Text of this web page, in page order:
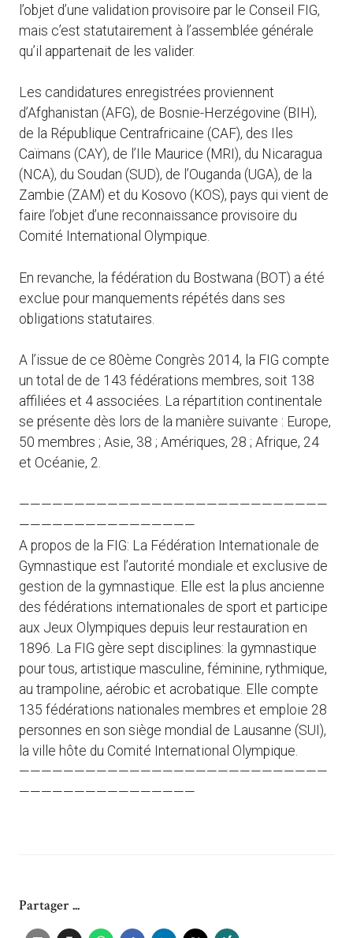
l’objet d’une validation provisoire par le Conseil FIG,
mais c’est statutairement à l’assemblée générale
qu’il appartenait de les valider.
Les candidatures enregistrées proviennent
d’Afghanistan (AFG), de Bosnie-Herzégovine (BIH),
de la République Centrafricaine (CAF), des Iles
Caïmans (CAY), de l’Ile Maurice (MRI), du Nicaragua
(NCA), du Soudan (SUD), de l’Ouganda (UGA), de la
Zambie (ZAM) et du Kosovo (KOS), pays qui vient de
faire l’objet d’une reconnaissance provisoire du
Comité International Olympique.
En revanche, la fédération du Bostwana (BOT) a été
exclue pour manquements répétés dans ses
obligations statutaires.
A l’issue de ce 80ème Congrès 2014, la FIG compte
un total de de 143 fédérations membres, soit 138
affiliées et 4 associées. La répartition continentale
se présente dès lors de la manière suivante : Europe,
50 membres ; Asie, 38 ; Amériques, 28 ; Afrique, 24
et Océanie, 2.
————————————————————————————
————————————————
A propos de la FIG: La Fédération Internationale de
Gymnastique est l’autorité mondiale et exclusive de
gestion de la gymnastique. Elle est la plus ancienne
des fédérations internationales de sport et participe
aux Jeux Olympiques depuis leur restauration en
1896. La FIG gère sept disciplines: la gymnastique
pour tous, artistique masculine, féminine, rythmique,
au trampoline, aérobic et acrobatique. Elle compte
135 fédérations nationales membres et emploie 28
personnes en son siège mondial de Lausanne (SUI),
la ville hôte du Comité International Olympique.
————————————————————————————
————————————————
Partager ...